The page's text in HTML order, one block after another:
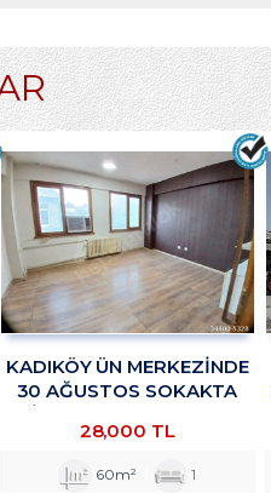
KADIKÖY ÜN MERKEZİNDE
30 AĞUSTOS SOKAKTA
UYGUN 1+1 KİRALIK
TROYKADAN
28,000 TL
60m² 1